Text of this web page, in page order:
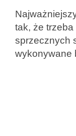
tak, że
sprzecznych
wykonywane